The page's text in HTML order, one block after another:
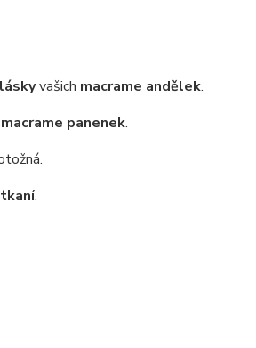
vašich macrame andělek.
macrame panenek.
.